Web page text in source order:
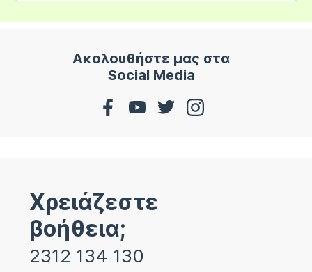
Ακολουθήστε μας στα
Social Media
Χρειάζεστε
βοήθεια;
2312 134 130